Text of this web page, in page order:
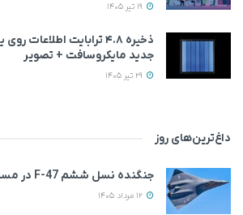
ذخیره ۴.۸ ترابایت
جدید مایکروسافت + تصویر
داغ‌ترین‌های روز
جنگنده نسل ششم F-47 در مسیر نخستین پرواز